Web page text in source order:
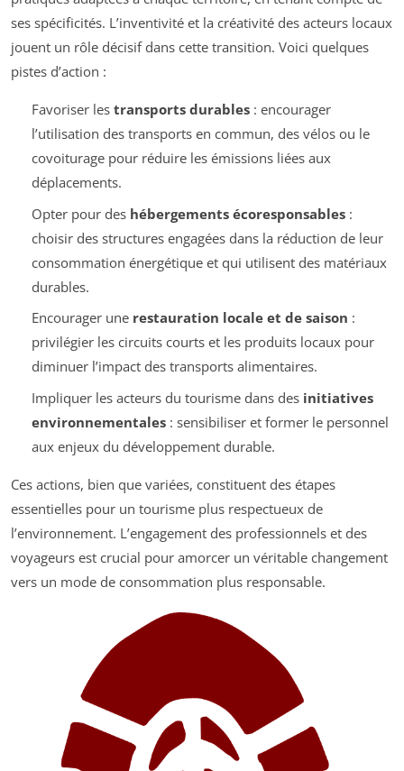
ses spécificités. L’inventivité et la créativité des acteurs locaux
jouent un rôle décisif dans cette transition. Voici quelques
pistes d’action :
Favoriser les transports durables: encourager
l’utilisation des transports en commun, des vélos ou le
covoiturage pour réduire les émissions liées aux
déplacements.
Opter pour des hébergements écoresponsables:
choisir des structures engagées dans la réduction de leur
consommation énergétique et qui utilisent des matériaux
durables.
Encourager une restauration locale et de saison :
privilégier les circuits courts et les produits locaux pour
diminuer l’impact des transports alimentaires.
Impliquer les acteurs du tourisme dans des initiatives
environnementales: sensibiliser et former le personnel
aux enjeux du développement durable.
Ces actions, bien que variées, constituent des étapes
essentielles pour un tourisme plus respectueux de
l’environnement. L’engagement des professionnels et des
voyageurs est crucial pour amorcer un véritable changement
vers un mode de consommation plus responsable.